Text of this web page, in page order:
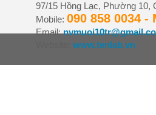
97/15 Hồng Lạc, Phường 10,
Mobile: 090 858 0034 -
Email:
www.tenlab.vn